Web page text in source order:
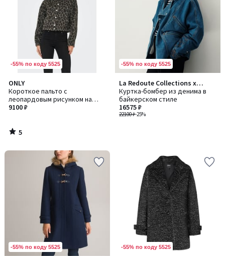
-55% по коду 5525
ONLY
Короткое пальто с
леопардовым рисунком на
пуговицах
9100 ₽
5
/
5
5
/
-55% по коду 5525
La Redoute Collections x
Sixsœurs
Куртка-бомбер из денима в
байкерском стиле
22100 ₽-25%
16575 ₽
-55% по коду 5525 -55% по коду 5525